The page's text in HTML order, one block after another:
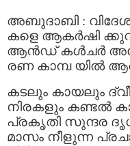
അബുദാബി :
കളെ ആകർഷി
ആൻഡ് കൾചർ അതോ
രണ കാമ്പ യില്‍
കടലും കായലും
നിരകളും കണ്ടൽ
പ്രകൃതി സുന്ദര
മാസം നീളുന്ന